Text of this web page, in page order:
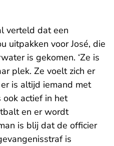
verteld dat een
uitpakken voor José, die
is gekomen. ‘Ze is
plek. Ze voelt zich er
is altijd iemand met
ook actief in het
en er wordt
is blij dat de officier
is